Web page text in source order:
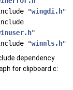
"wingdi.h"
"
"winnls.h"
dependency
for clipboard.c: